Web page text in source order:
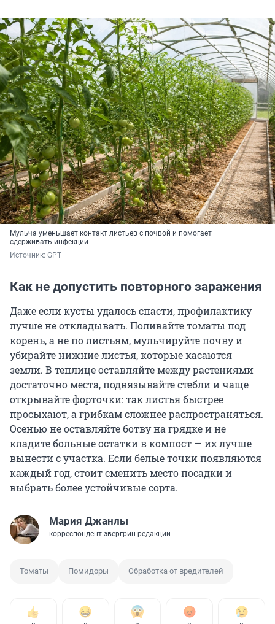
Мульча уменьшает контакт листьев с почвой и помогает
сдерживать инфекции
Источник: GPT
Как не допустить повторного заражения
Даже если кусты удалось спасти, профилактику
лучше не откладывать. Поливайте томаты под
корень, а не по листьям, мульчируйте почву и
убирайте нижние листья, которые касаются
земли. В теплице оставляйте между растениями
достаточно места, подвязывайте стебли и чаще
открывайте форточки: так листья быстрее
просыхают, а грибкам сложнее распространяться.
Осенью не оставляйте ботву на грядке и не
кладите больные остатки в компост — их лучше
вынести с участка. Если белые точки появляются
каждый год, стоит сменить место посадки и
выбрать более устойчивые сорта.
Мария Джанлы
корреспондент эвергрин-редакции
Томаты Помидоры Обработка от вредителей